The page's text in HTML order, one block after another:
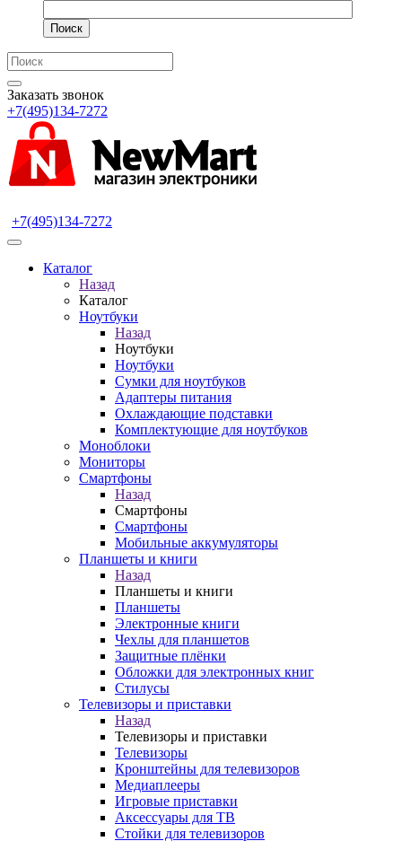
Поиск
Заказать звонок
+7(495)134-7272
+7(495)134-7272
Каталог
Назад
Каталог
Ноутбуки
Назад
Ноутбуки
Ноутбуки
Сумки для ноутбуков
Адаптеры питания
Охлаждающие подставки
Комплектующие для ноутбуков
Моноблоки
Мониторы
Смартфоны
Назад
Смартфоны
Смартфоны
Мобильные аккумуляторы
Планшеты и книги
Назад
Планшеты и книги
Планшеты
Электронные книги
Чехлы для планшетов
Защитные плёнки
Обложки для электронных книг
Стилусы
Телевизоры и приставки
Назад
Телевизоры и приставки
Телевизоры
Кронштейны для телевизоров
Медиаплееры
Игровые приставки
Аксессуары для ТВ
Стойки для телевизоров